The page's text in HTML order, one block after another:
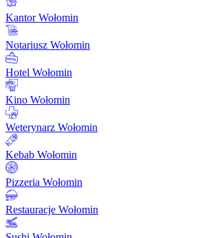
Kantor Wołomin
Notariusz Wołomin
Hotel Wołomin
Kino Wołomin
Weterynarz Wołomin
Kebab Wołomin
Pizzeria Wołomin
Restauracje Wołomin